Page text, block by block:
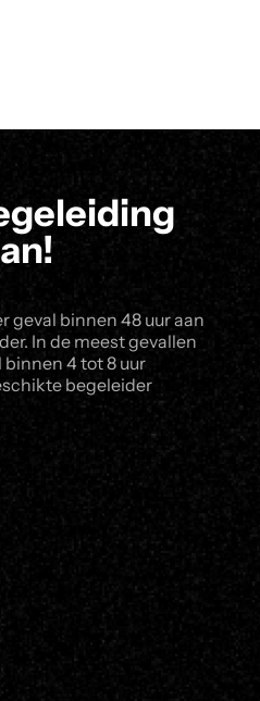
geval binnen 48 uur aan
In de meest gevallen
binnen 4 tot 8 uur
begeleider